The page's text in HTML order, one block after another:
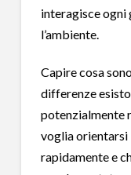
interagisce ogni
l’ambiente.
Capire cosa
differenze
potenzialmente
voglia orientarsi
rapidamente e